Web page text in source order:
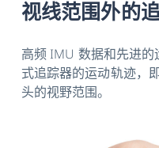
视线范围外的
高频 IMU 数据和先进的
式追踪器的运动轨迹，
头的视野范围。